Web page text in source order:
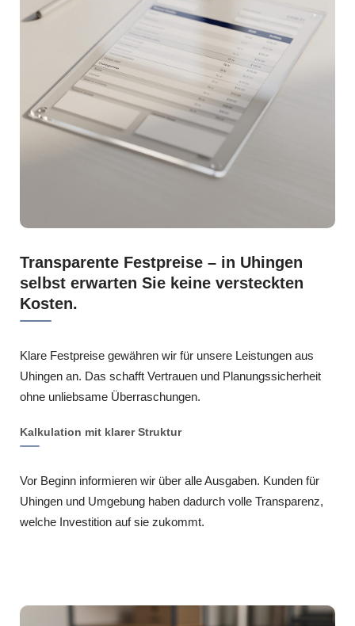
Transparente Festpreise – in Uhingen
selbst erwarten Sie keine versteckten
Kosten.
Klare Festpreise gewähren wir für unsere Leistungen aus
Uhingen an. Das schafft Vertrauen und Planungssicherheit
ohne unliebsame Überraschungen.
Kalkulation mit klarer Struktur
Vor Beginn informieren wir über alle Ausgaben. Kunden für
Uhingen und Umgebung haben dadurch volle Transparenz,
welche Investition auf sie zukommt.